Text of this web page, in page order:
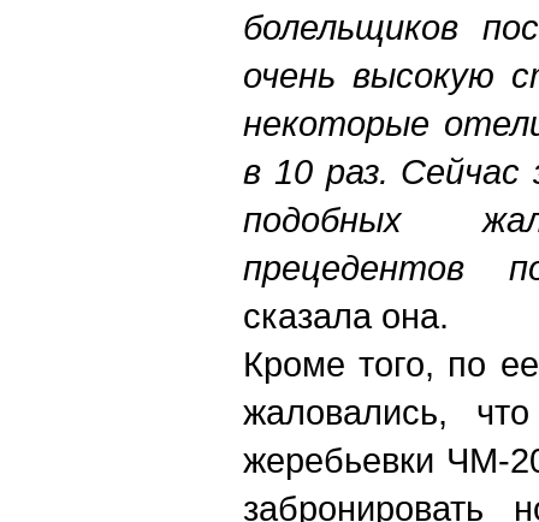
болельщиков
очень высокую
некоторые
в 10 раз. Сейчас
подобных
прецедентов
сказала она.
Кроме того, по
жаловались,
жеребьевки ЧМ-
забронировать